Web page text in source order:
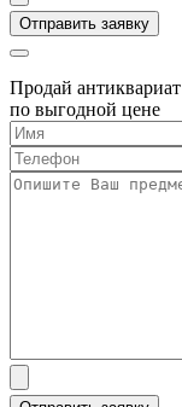
Продай антиквариат
по выгодной цене